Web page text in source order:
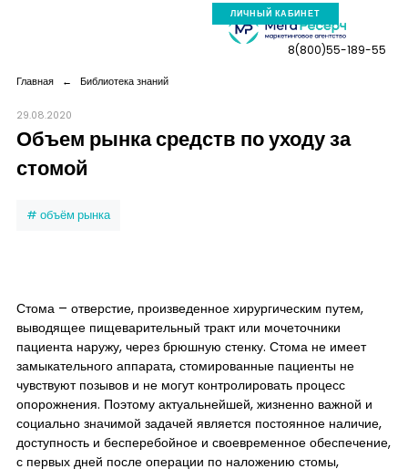
ЛИЧНЫЙ КАБИНЕТ
Компания
Кейсы
Аналитика
Контакты
8(800)55-189-55
Главная ← Библиотека знаний
29.08.2020
Объем рынка средств по уходу за
стомой
объём рынка
Стома – отверстие, произведенное хирургическим путем,
выводящее пищеварительный тракт или мочеточники
пациента наружу, через брюшную стенку. Стома не имеет
замыкательного аппарата, стомированные пациенты не
чувствуют позывов и не могут контролировать процесс
опорожнения. Поэтому актуальнейшей, жизненно важной и
социально значимой задачей является постоянное наличие,
доступность и бесперебойное и своевременное обеспечение,
с первых дней после операции по наложению стомы,